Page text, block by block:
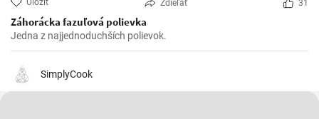
Uložiť Zdieľať 31
Záhorácka fazuľová polievka
Jedna z najjednoduchších polievok.
SimplyCook